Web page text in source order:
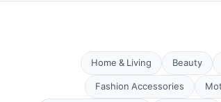
Home & Living Beauty
Fashion Accessories